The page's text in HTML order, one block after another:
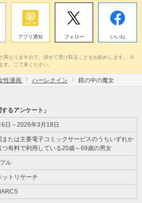
アプリ通知 フォロー いいね
異なりますので、併せて受け取ることをお勧めします。 ※
。ご了承ください。
性漫画 ハーレクイン 鏡の中の魔女
るアンケート」
日～2026年3月18日
または主要電子コミックサービスのうちいずれか
つ有料で利用している20歳～69歳の男女
ル
ットリサーチ